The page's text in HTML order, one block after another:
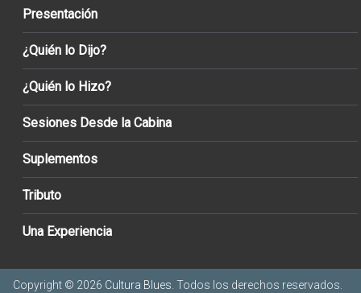
Presentación
¿Quién lo Dijo?
¿Quién lo Hizo?
Sesiones Desde la Cabina
Suplementos
Tributo
Una Experiencia
Copyright © 2026 Cultura Blues . Todos los derechos reservados.